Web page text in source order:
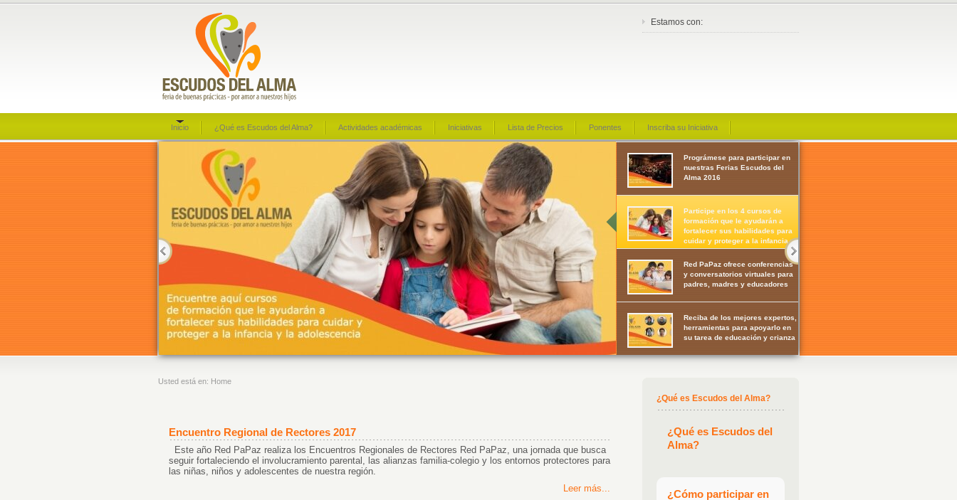
Estamos con:
Inicio ¿Qué es Escudos del Alma? Actividades académicas Iniciativas Lista de Precios Ponentes Inscriba su Iniciativa
Prográmese para participar en
nuestras Ferias Escudos del
Alma 2016
Participe en los 4 cursos de
formación que le ayudarán a
fortalecer sus habilidades para
cuidar y proteger a la infancia y
la adolescencia
Red PaPaz ofrece conferencias
y conversatorios virtuales para
padres, madres y educadores
Reciba de los mejores expertos,
herramientas para apoyarlo en
su tarea de educación y crianza
Usted está en: Home
Encuentro Regional de Rectores 2017
Este año Red PaPaz realiza los Encuentros Regionales de Rectores Red PaPaz, una jornada que busca
seguir fortaleciendo el involucramiento parental, las alianzas familia-colegio y los entornos protectores para
las niñas, niños y adolescentes de nuestra región.
Leer más...
¿Qué es Escudos del Alma?
¿Qué es Escudos del
Alma?
¿Cómo participar en